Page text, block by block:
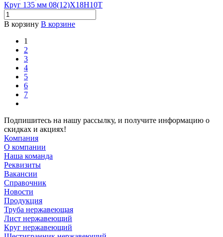
Круг 135 мм 08(12)Х18Н10Т
В корзину В корзине
1
2
3
4
5
6
7
Подпишитесь на нашу рассылку, и получите информацию о
скидках и акциях!
Компания
О компании
Наша команда
Реквизиты
Вакансии
Справочник
Новости
Продукция
Труба нержавеющая
Лист нержавеющий
Круг нержавеющий